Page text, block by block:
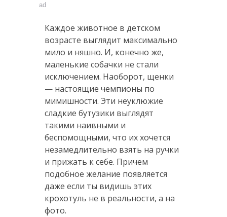
ad
Каждое животное в детском
возрасте выглядит максимально
мило и няшно. И, конечно же,
маленькие собачки не стали
исключением. Наоборот, щенки
— настоящие чемпионы по
мимишности. Эти неуклюжие
сладкие бутузики выглядят
такими наивными и
беспомощными, что их хочется
незамедлительно взять на ручки
и прижать к себе. Причем
подобное желание появляется
даже если ты видишь этих
крохотуль не в реальности, а на
фото.